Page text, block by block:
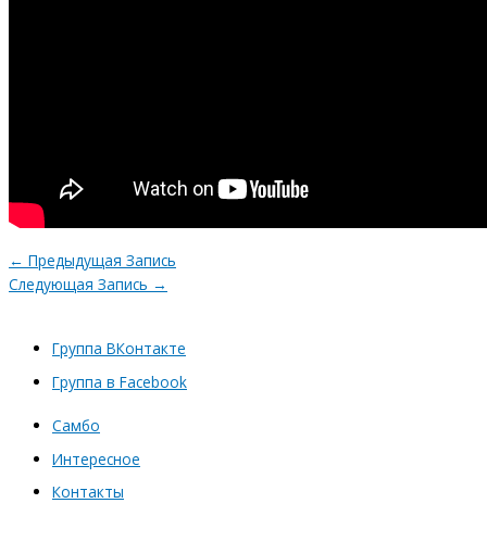
← Предыдущая Запись
Следующая Запись →
Группа ВКонтакте
Группа в Facebook
Самбо
Интересное
Контакты